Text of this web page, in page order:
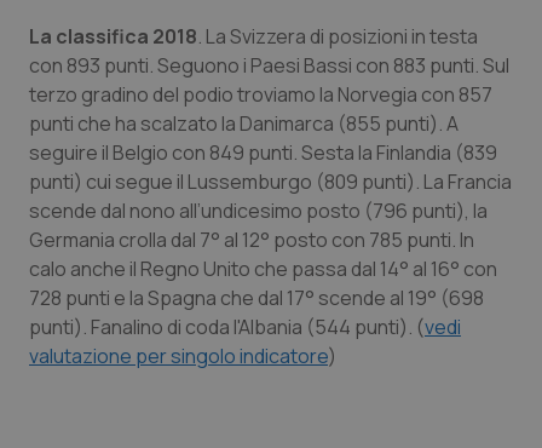
Psoriasi & pelle
Quotidiano Cardiologia
Quotidiano Chirurgia
Quotidiano Oncologia
Quotidiano Pediatria
Rene & patologie urogenitali
La classifica 2018. La Svizzera di posizioni in testa
con 893 punti. Seguono i Paesi Bassi con 883 punti. Sul
terzo gradino del podio troviamo la Norvegia con 857
punti che ha scalzato la Danimarca (855 punti). A
seguire il Belgio con 849 punti. Sesta la Finlandia (839
punti) cui segue il Lussemburgo (809 punti). La Francia
scende dal nono all’undicesimo posto (796 punti), la
Germania crolla dal 7° al 12° posto con 785 punti. In
calo anche il Regno Unito che passa dal 14° al 16° con
728 punti e la Spagna che dal 17° scende al 19° (698
punti). Fanalino di coda l'Albania (544 punti). (vedi
valutazione per singolo indicatore)